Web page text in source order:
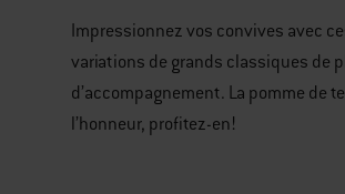
Impressionnez vos convives avec
variations de grands classiques de
d’accompagnement. La pomme de
l’honneur, profitez-en!